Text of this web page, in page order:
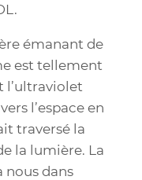
émanant de
est tellement
l’ultraviolet
l’espace en
traversé la
la lumière. La
nous dans